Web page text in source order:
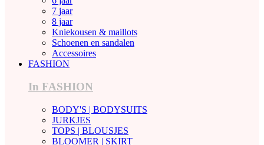
7 jaar
8 jaar
Kniekousen & maillots
Schoenen en sandalen
Accessoires
FASHION
In FASHION
BODY'S | BODYSUITS
JURKJES
TOPS | BLOUSJES
BLOOMER | SKIRT